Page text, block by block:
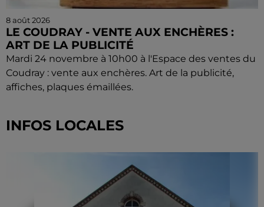
8 août 2026
LE COUDRAY - VENTE AUX ENCHÈRES :
ART DE LA PUBLICITÉ
Mardi 24 novembre à 10h00 à l'Espace des ventes du
Coudray : vente aux enchères. Art de la publicité,
affiches, plaques émaillées.
INFOS LOCALES